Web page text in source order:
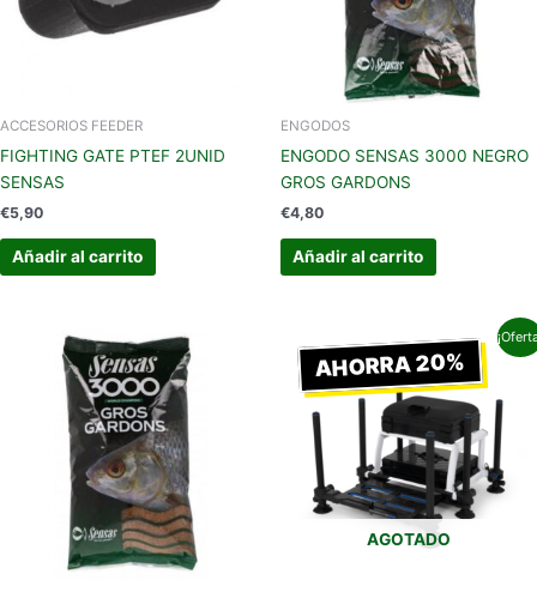
ACCESORIOS FEEDER
FIGHTING GATE PTEF 2UNID
SENSAS
€5,90
Añadir al carrito
ENGODOS
ENGODO SENSAS 3000 NEGRO
GROS GARDONS
€4,80
Añadir al carrito
AHORRA 20%
AGOTADO
precio
original
era:
€659,99.
precio
actual
es:
€527,99.